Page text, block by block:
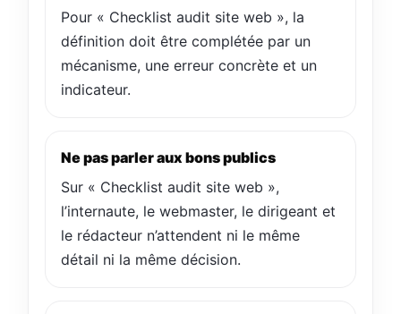
Pour « Checklist audit site web », la
définition doit être complétée par un
mécanisme, une erreur concrète et un
indicateur.
Ne pas parler aux bons publics
Sur « Checklist audit site web »,
l’internaute, le webmaster, le dirigeant et
le rédacteur n’attendent ni le même
détail ni la même décision.